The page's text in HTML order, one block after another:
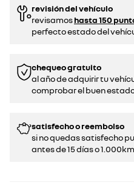
revisión del vehículo
revisamoshasta 150
perfecto estado del
chequeo gratuito
al año de adquirir tu
comprobar el buen
satisfecho o reembolso
si no quedas satisfecho
antes de 15 días o 1.000km